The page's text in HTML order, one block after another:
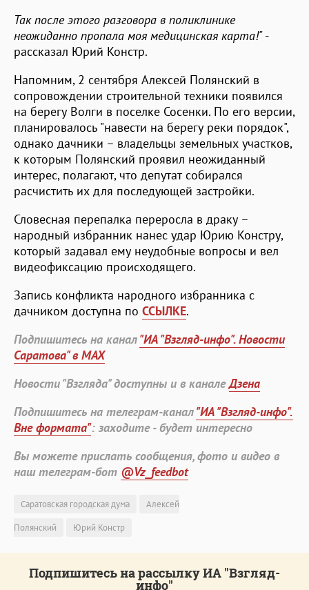
Так после этого разговора в поликлинике
неожиданно пропала моя медицинская карта!"-
рассказал Юрий Констр.
Напомним, 2 сентября Алексей Полянский в
сопровождении строительной техники появился
на берегу Волги в поселке Сосенки. По его версии,
планировалось "навести на берегу реки порядок",
однако дачники – владельцы земельных участков,
к которым Полянский проявил неожиданный
интерес, полагают, что депутат собирался
расчистить их для последующей застройки.
Словесная перепалка переросла в драку –
народный избранник нанес удар Юрию Констру,
который задавал ему неудобные вопросы и вел
видеофиксацию происходящего.
Запись конфликта народного избранника с
дачником доступна по ССЫЛКЕ.
Подпишитесь на канал"ИА "Взгляд-инфо". Новости
Саратова" в MAX
Новости "Взгляда" доступны и в каналеДзена
Подпишитесь на телеграм-канал"ИА "Взгляд-инфо".
Вне формата": заходите - будет интересно
Вы можете прислать сообщения, фото и видео в
наш телеграм-бот @Vz_feedbot
Саратовская городская дума
Алексей
Полянский
Юрий Констр
Подпишитесь на рассылку ИА "Взгляд-
инфо"